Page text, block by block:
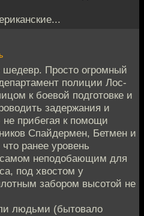
Просто огромный
полиции Лос-
к боевой подготовке и
задержания и
прибегая к помощи
Спайдермен, Бетмен и
ранее уровень
самом неподобающим для
под хвостом у
забором высотой не
людьми (бытовало